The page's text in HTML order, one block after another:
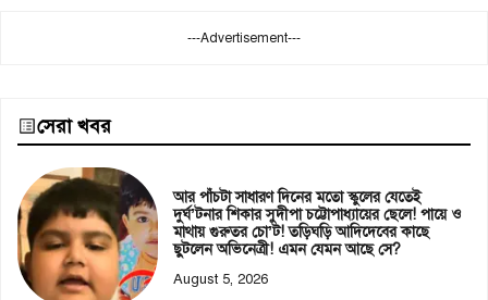
---Advertisement---
সেরা খবর
আর পাঁচটা সাধারণ দিনের মতো স্কুলের যেতেই
দুর্ঘ’টনার শিকার সুদীপা চট্টোপাধ্যায়ের ছেলে! পায়ে ও
মাথায় গুরুতর চো’ট! তড়িঘড়ি আদিদেবের কাছে
ছুটলেন অভিনেত্রী! এমন যেমন আছে সে?
August 5, 2026